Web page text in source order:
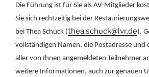
Die Führung ist für Sie als AV-Mitglieder
Sie sich rechtzeitig bei der
bei Thea Schuck (thea.schuck@lvr.de).
vollständigen Namen, die Postadresse und
aller von Ihnen angemeldeten Teilnehmer
weitere Informationen, auch zur genauen